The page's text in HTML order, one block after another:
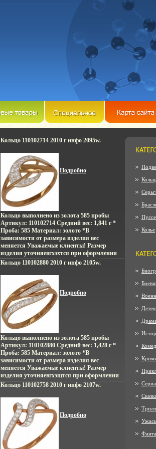
Кольцо 110102714 2010 г инфо 2095w.
Подробно
Кольцо выполнено из золота 585 пробы
Артикул: 110102714 Средний вес: 1,841 г *
Проба: 585 Материал: золото *В
зависимости от размера изделия вес
меняется Уважаемые клиенты! Размер
изделия уточняевгхэхтся при оформлении
заказа.
Кольцо 110102880 2010 г инфо 2105w.
Подробно
Кольцо выполнено из золота 585 пробы
Артикул: 110102880 Средний вес: 1,428 г *
Проба: 585 Материал: золото *В
зависимости от размера изделия вес
меняется Уважаемые клиенты! Размер
изделия уточняевгхэщтся при оформлении
заказа.
Кольцо 110102758 2010 г инфо 2107w.
Подробно
Колье